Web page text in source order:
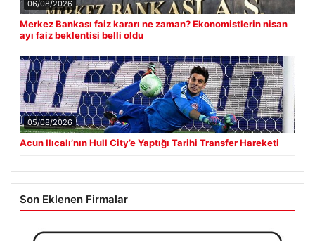
06/08/2026
Merkez Bankası faiz kararı ne zaman? Ekonomistlerin nisan
ayı faiz beklentisi belli oldu
05/08/2026
Acun Ilıcalı’nın Hull City’e Yaptığı Tarihi Transfer Hareketi